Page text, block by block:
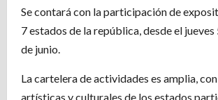
Se contará con la participación de
7 estados de la república, desde el
de junio.
La cartelera de actividades es amplia,
artísticas y culturales de los estados